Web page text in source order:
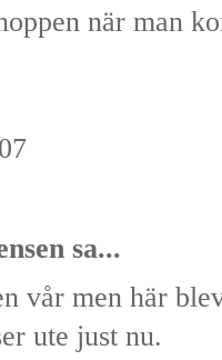
när man
sa...
vår men här
ute just nu.